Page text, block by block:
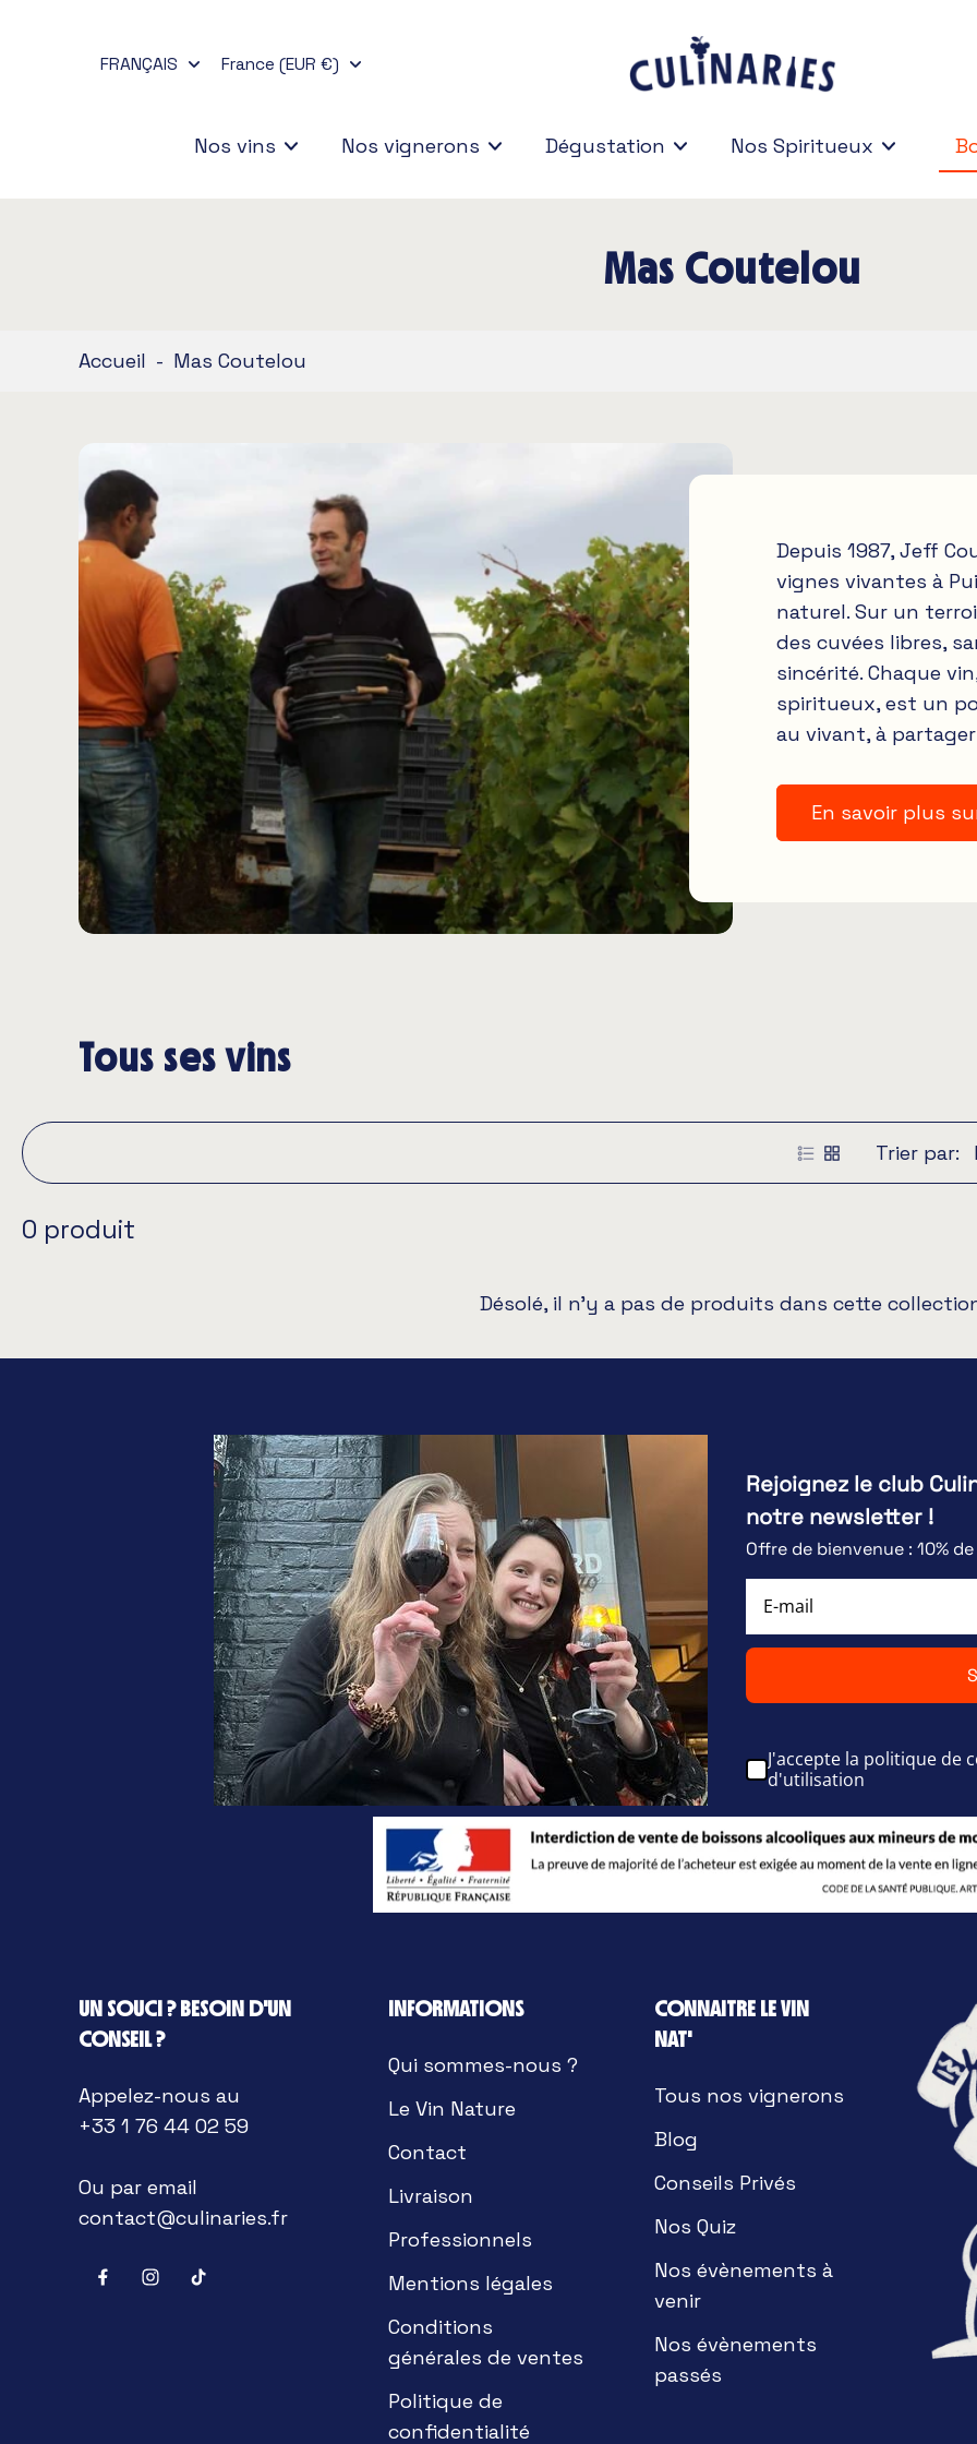
FRANÇAIS France (EUR €)
Nos vins Nos vignerons Dégustation Nos Spiritueux
Mas Coutelou
Accueil - Mas Coutelou
Depuis 1987, Jeff
vignes vivantes à
naturel. Sur un
des cuvées libres,
sincérité. Chaque
spiritueux, est un
au vivant, à
En savoir plus
Tous ses vins
Trier par:
0 produit
Désolé, il n'y a pas de produits dans cette
Rejoignez le club
notre newsletter !
Offre de bienvenue : 10%
J'accepte la politique de
d'utilisation
UN SOUCI ? BESOIN D'UN
CONSEIL ?
Appelez-nous au
+33 1 76 44 02 59
Ou par email
contact@culinaries.fr
INFORMATIONS
Qui sommes-nous ?
Le Vin Nature
Contact
Livraison
Professionnels
Mentions légales
Conditions
générales de ventes
Politique de
confidentialité
CONNAITRE LE VIN
NAT'
Tous nos vignerons
Blog
Conseils Privés
Nos Quiz
Nos évènements à
venir
Nos évènements
passés